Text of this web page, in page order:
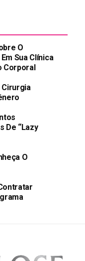
O
Sua Clínica
Corporal
Cirurgia
De “Lazy
O